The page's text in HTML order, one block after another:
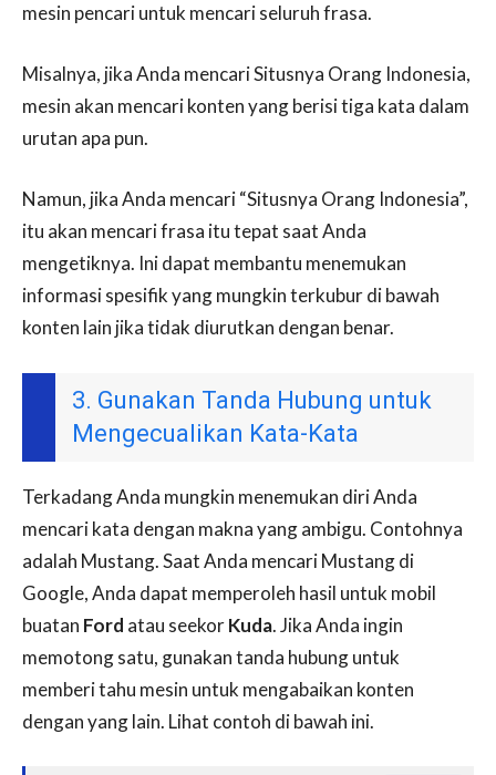
mesin pencari untuk mencari seluruh frasa.
Misalnya, jika Anda mencari Situsnya Orang Indonesia,
mesin akan mencari konten yang berisi tiga kata dalam
urutan apa pun.
Namun, jika Anda mencari “Situsnya Orang Indonesia”,
itu akan mencari frasa itu tepat saat Anda
mengetiknya. Ini dapat membantu menemukan
informasi spesifik yang mungkin terkubur di bawah
konten lain jika tidak diurutkan dengan benar.
3. Gunakan Tanda Hubung untuk
Mengecualikan Kata-Kata
Terkadang Anda mungkin menemukan diri Anda
mencari kata dengan makna yang ambigu. Contohnya
adalah Mustang. Saat Anda mencari Mustang di
Google, Anda dapat memperoleh hasil untuk mobil
buatan Ford atau seekorKuda. Jika Anda ingin
memotong satu, gunakan tanda hubung untuk
memberi tahu mesin untuk mengabaikan konten
dengan yang lain. Lihat contoh di bawah ini.